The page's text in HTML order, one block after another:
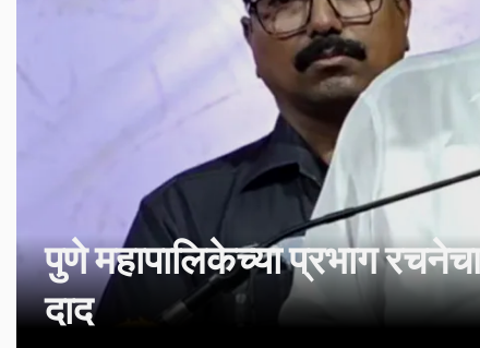
पुणे महापालिकेच्या प्रभाग रचनेचा
दाद